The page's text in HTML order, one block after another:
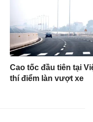
Cao tốc đầu tiên tại
thí điểm làn vượt xe